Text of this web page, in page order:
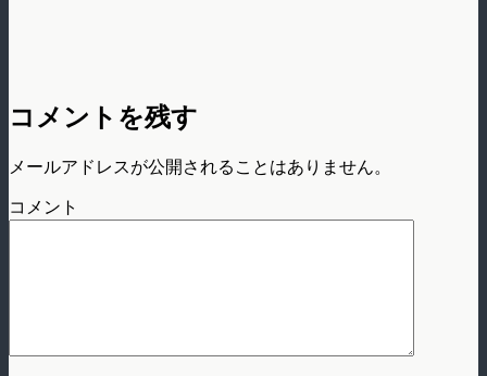
コメントを残す
メールアドレスが公開されることはありません。
コメント